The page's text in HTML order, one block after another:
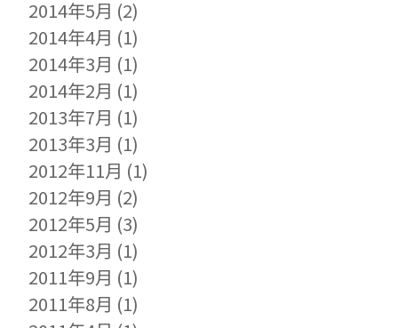
2014年5月 (2)
2014年4月 (1)
2014年3月 (1)
2014年2月 (1)
2013年7月 (1)
2013年3月 (1)
2012年11月 (1)
2012年9月 (2)
2012年5月 (3)
2012年3月 (1)
2011年9月 (1)
2011年8月 (1)